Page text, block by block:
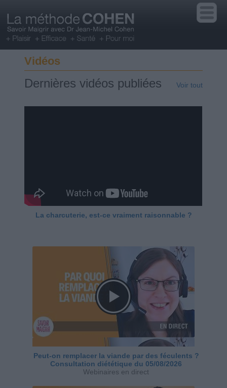
Vidéos
Dernières vidéos publiées Voir tout
La charcuterie, est-ce vraiment raisonnable ?
Peut-on remplacer la viande par des féculents ?
Consultation diététique du 05/08/2026
Webinaires en direct